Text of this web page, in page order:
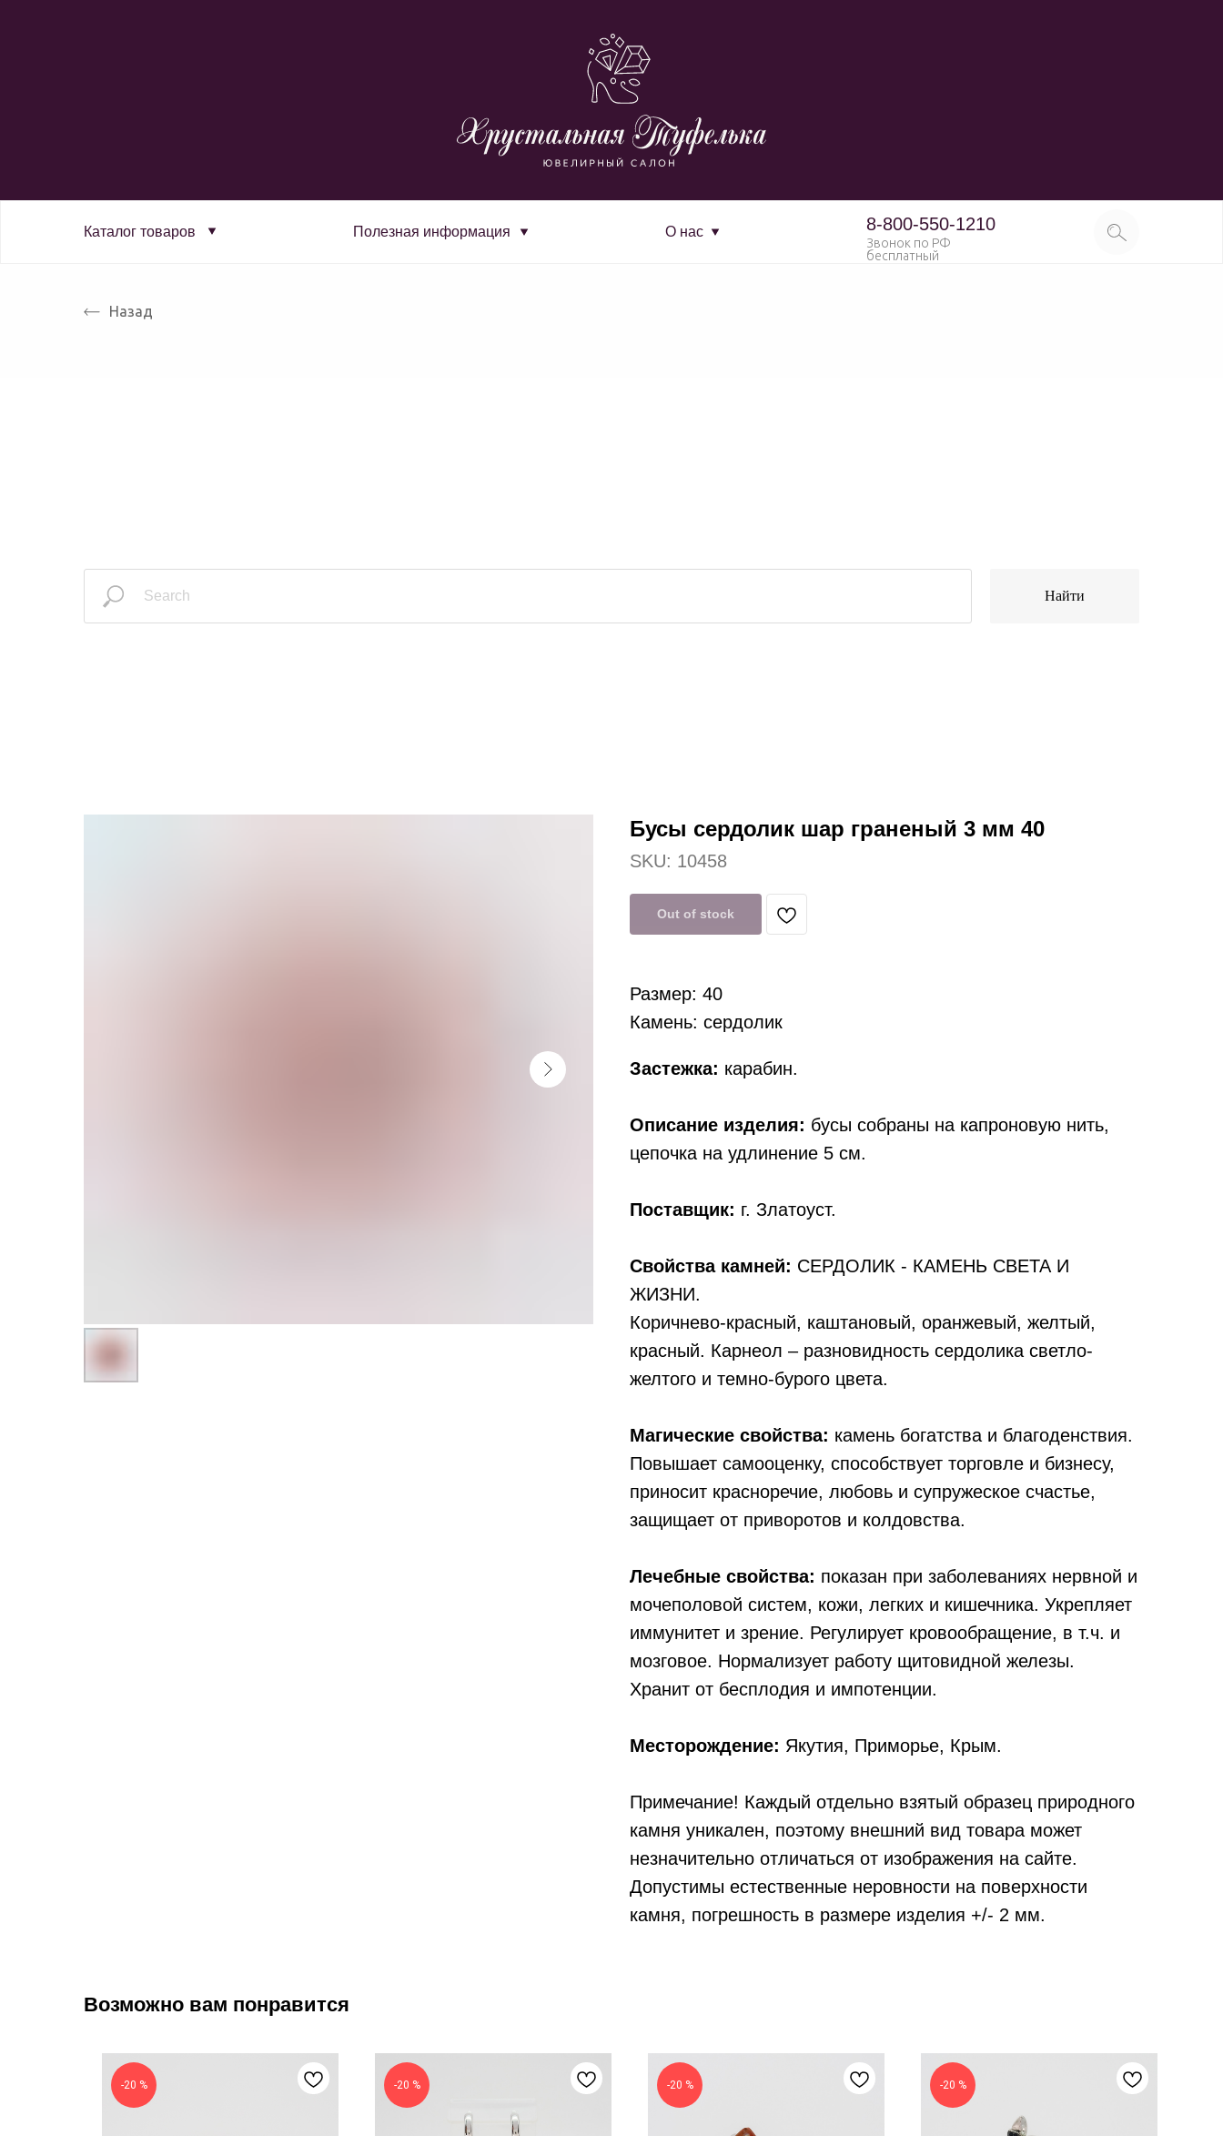
Каталог товаров Полезная информация О нас 8-800-550-1210
Звонок по РФ
бесплатный
Назад
Найти
Бусы сердолик шар граненый 3 мм 40
SKU: 10458
Out of stock
Застежка: карабин.
Описание изделия: бусы собраны на капроновую нить,
цепочка на удлинение 5 см.
Поставщик: г. Златоуст.
Свойства камней: СЕРДОЛИК - КАМЕНЬ СВЕТА И
ЖИЗНИ.
Коричнево-красный, каштановый, оранжевый, желтый,
красный. Карнеол – разновидность сердолика светло-
желтого и темно-бурого цвета.
Магические свойства: камень богатства и благоденствия.
Повышает самооценку, способствует торговле и бизнесу,
приносит красноречие, любовь и супружеское счастье,
защищает от приворотов и колдовства.
Лечебные свойства: показан при заболеваниях нервной и
мочеполовой систем, кожи, легких и кишечника. Укрепляет
иммунитет и зрение. Регулирует кровообращение, в т.ч. и
мозговое. Нормализует работу щитовидной железы.
Хранит от бесплодия и импотенции.
Месторождение: Якутия, Приморье, Крым.
Примечание! Каждый отдельно взятый образец природного
камня уникален, поэтому внешний вид товара может
незначительно отличаться от изображения на сайте.
Допустимы естественные неровности на поверхности
камня, погрешность в размере изделия +/- 2 мм.
Размер: 40
Камень: сердолик
Возможно вам понравится
-20 % -20 % -20 % -20 %